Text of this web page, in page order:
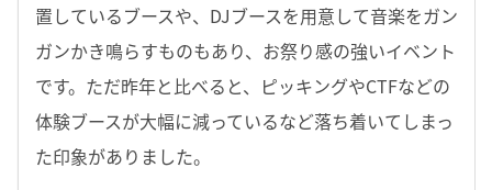
置しているブースや、DJブースを用意して音楽をガン
ガンかき鳴らすものもあり、お祭り感の強いイベント
です。ただ昨年と比べると、ピッキングやCTFなどの
体験ブースが大幅に減っているなど落ち着いてしまっ
た印象がありました。